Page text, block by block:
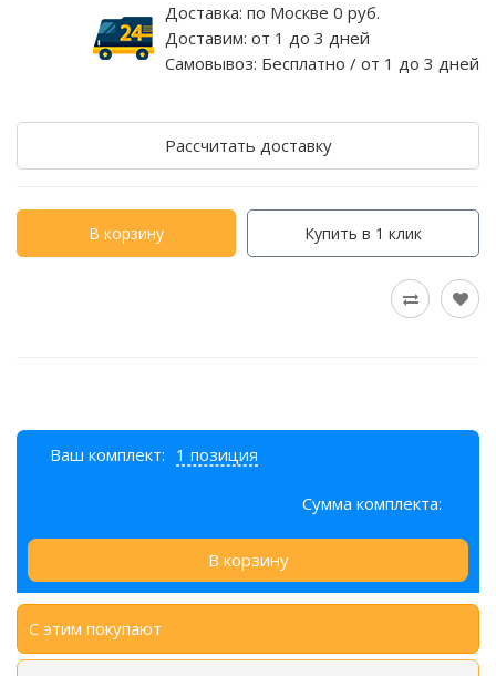
Доставка: по Москве 0 руб.
Доставим: от 1 до 3 дней
Самовывоз: Бесплатно / от 1 до 3 дней
Рассчитать доставку
В корзину Купить в 1 клик
Ваш комплект: 1 позиция
Сумма комплекта:
В корзину
С этим покупают